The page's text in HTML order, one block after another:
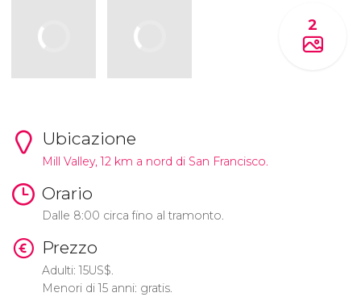
2
Ubicazione
Mill Valley, 12 km a nord di San Francisco.
Orario
Dalle 8:00 circa fino al tramonto.
Prezzo
Adulti: 15US$.
Menori di 15 anni: gratis.